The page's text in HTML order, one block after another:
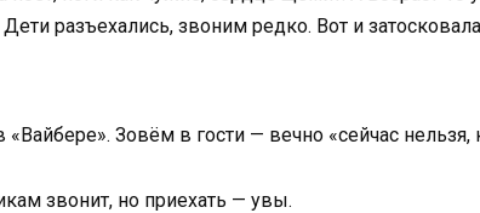
разъехались, звоним редко. Вот и
Зовём в гости — вечно «сейчас нельзя,
звонит, но приехать — увы.